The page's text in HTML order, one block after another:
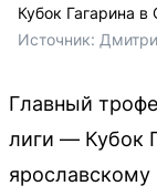
Кубок Гагарина
Источник:
Главный
лиги — Кубок
ярославскому